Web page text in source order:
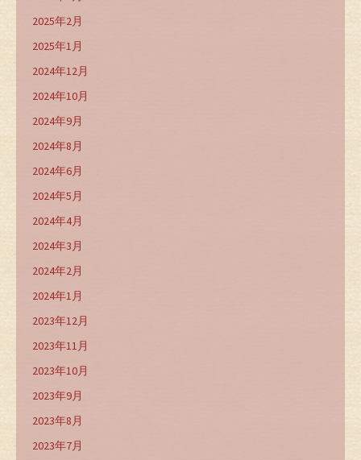
2025年2月
2025年1月
2024年12月
2024年10月
2024年9月
2024年8月
2024年6月
2024年5月
2024年4月
2024年3月
2024年2月
2024年1月
2023年12月
2023年11月
2023年10月
2023年9月
2023年8月
2023年7月